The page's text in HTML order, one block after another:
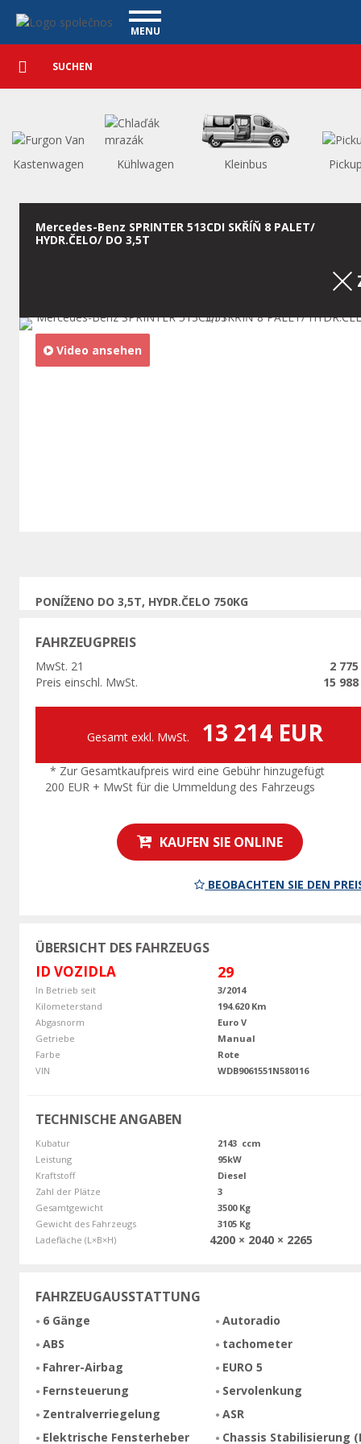
Nutzfahrzeuge - VanscentreNavigace
MENU
NUTZFAHRZEUGE
PERSONENKRAFTWAGEN
WAGENAUSKAUF
WAS BIETEN WIR AN
FINANZIERUNG
UNSERE VIDEOS
Detaillierte
Suche Suchen
Kastenwagen Kühlwagen Kleinbus
Mercedes-Benz SPRINTER 513CDI SKŘÍŇ 8 PALET/
HYDR.ČELO/ DO 3,5T
Video ansehen
PONÍŽENO DO 3,5T, HYDR.ČELO 750KG
FAHRZEUGPREIS
MwSt. 21
2 775
Preis einschl. MwSt.
15 988
Gesamt exkl. MwSt. 13 214 EUR
* Zur Gesamtkaufpreis wird eine Gebühr hinzugefügt
200 EUR + MwSt für die Ummeldung des Fahrzeugs
KAUFEN SIE ONLINE
BEOBACHTEN SIE DEN
ÜBERSICHT DES FAHRZEUGS
ID VOZIDLA 29
In Betrieb seit
3/2014
Kilometerstand
194.620 Km
Abgasnorm
Euro V
Getriebe
Manual
Farbe
Rote
VIN
WDB9061551N580116
TECHNISCHE ANGABEN
Kubatur
2143 ccm
Leistung
95kW
Kraftstoff
Diesel
Zahl der Plätze
3
Gesamtgewicht
3500 Kg
Gewicht des Fahrzeugs
3105 Kg
Ladefläche (L×B×H)
4200 × 2040 × 2265
FAHRZEUGAUSSTATTUNG
6 Gänge
ABS
Fahrer-Airbag
Fernsteuerung
Zentralverriegelung
Elektrische Fensterheber
Autoradio
tachometer
EURO 5
Servolenkung
ASR
Chassis Stabilisierung